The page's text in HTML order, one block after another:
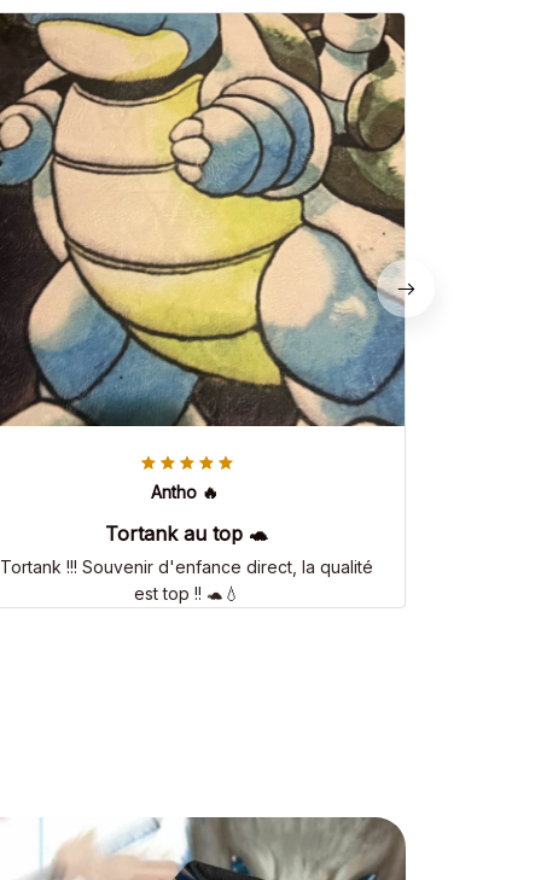
Antho 🔥
Tortank au top 🐢
Tortank !!! Souvenir d'enfance direct, la qualité
est top !! 🐢💧